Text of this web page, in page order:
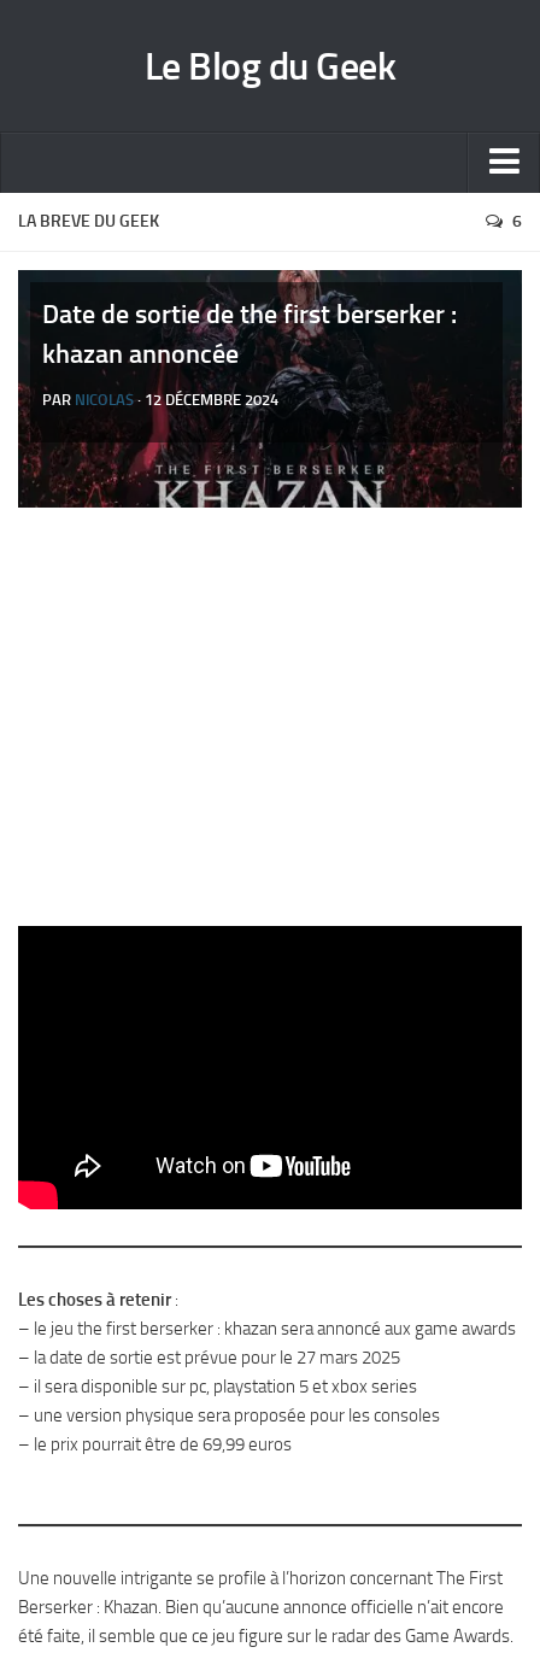
Le Blog du Geek
Blog jeux vidéo
Contact
LA BREVE DU GEEK 6
Date de sortie de the first berserker :
khazan annoncée
PAR NICOLAS · 12 DÉCEMBRE 2024
Les choses à retenir:
– le jeu the first berserker : khazan sera annoncé aux game awards
– la date de sortie est prévue pour le 27 mars 2025
– il sera disponible sur pc, playstation 5 et xbox series
– une version physique sera proposée pour les consoles
– le prix pourrait être de 69,99 euros
Une nouvelle intrigante se profile à l’horizon concernant The First
Berserker : Khazan. Bien qu’aucune annonce officielle n’ait encore
été faite, il semble que ce jeu figure sur le radar des Game Awards.